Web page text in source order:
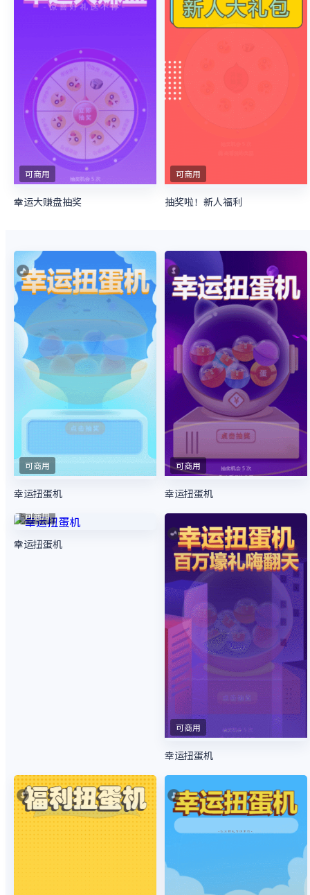
可商用
幸运大赚盘抽奖
可商用
抽奖啦！新人福利
可商用
幸运扭蛋机
可商用
幸运扭蛋机
可商用
幸运扭蛋机
可商用
幸运扭蛋机